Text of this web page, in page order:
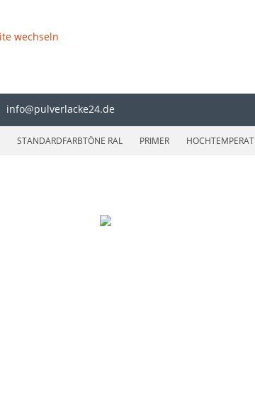
info@pulverlacke24.de
STANDARDFARBTÖNE RAL PRIMER